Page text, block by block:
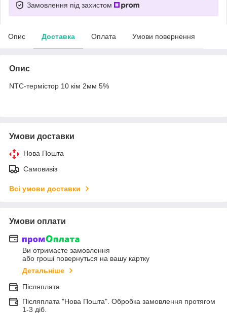
Замовлення під захистом
Опис Доставка Оплата Умови повернення
Опис
NTC-термістор 10 кім 2мм 5%
Умови доставки
Нова Пошта
Самовивіз
Всі умови доставки
Умови оплати
Ви отримаєте замовлення
або гроші повернуться на вашу картку
Детальніше
Післяплата
Післяплата "Нова Пошта". Обробка замовлення протягом
1-3 діб.